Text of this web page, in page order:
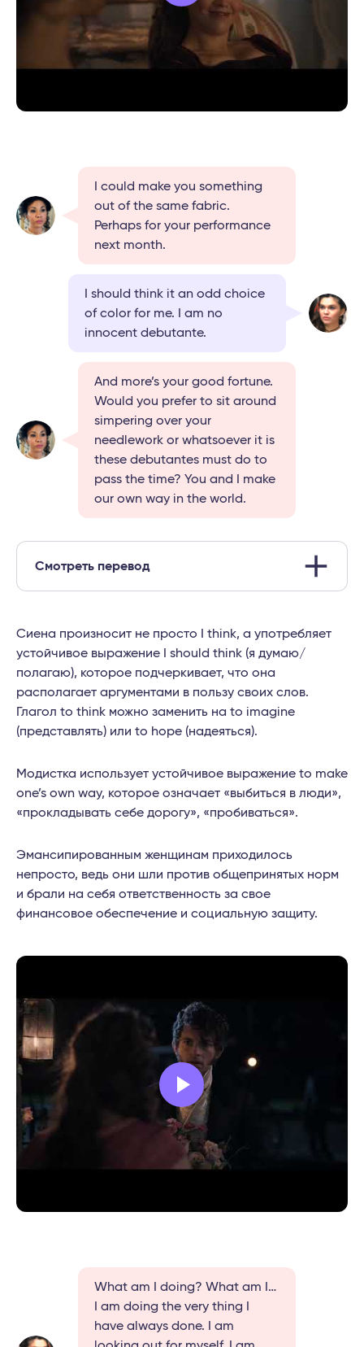
I could make you something
out of the same fabric.
Perhaps for your performance
next month.
I should think it an odd choice
of color for me. I am no
innocent debutante.
And more’s your good fortune.
Would you prefer to sit around
simpering over your
needlework or whatsoever it is
these debutantes must do to
pass the time? You and I make
our own way in the world.
Смотреть перевод
Сиена произносит не просто I think, а употребляет
устойчивое выражение I should think (я думаю/
полагаю), которое подчеркивает, что она
располагает аргументами в пользу своих слов.
Глагол to think можно заменить на to imagine
(представлять) или to hope (надеяться).
Модистка использует устойчивое выражение to make
one’s own way, которое означает «выбиться в люди»,
«прокладывать себе дорогу», «пробиваться».
Эмансипированным женщинам приходилось
непросто, ведь они шли против общепринятых норм
и брали на себя ответственность за свое
финансовое обеспечение и социальную защиту.
What am I doing? What am I…
I am doing the very thing I
have always done. I am